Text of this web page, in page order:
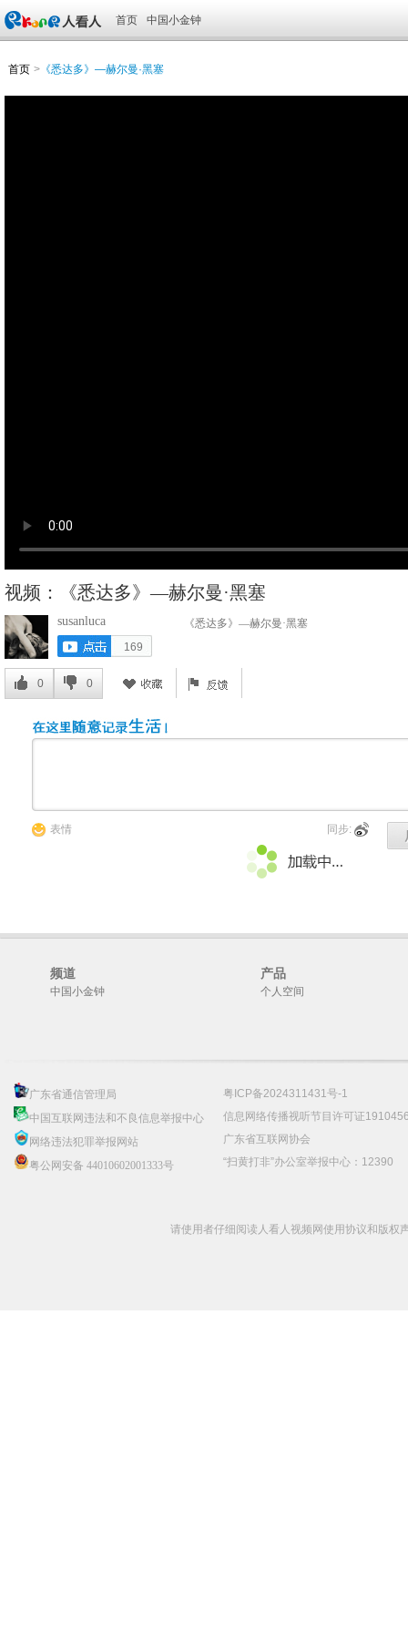
首页 中国小金钟
首页 > 《悉达多》—赫尔曼·黑塞
视频：《悉达多》—赫尔曼·黑塞
susanluca
169
《悉达多》—赫尔曼·黑塞
0 0
表情 同步:
频道
中国小金钟
产品
个人空间
广东省通信管理局
中国互联网违法和不良信息举报中心
网络违法犯罪举报网站
粤公网安备 44010602001333号
粤ICP备2024311431号-1
信息网络传播视听节目许可证
广东省互联网协会
“扫黄打非”办公室举报中心：12390
请使用者仔细阅读人看人视频网使用协议和版权